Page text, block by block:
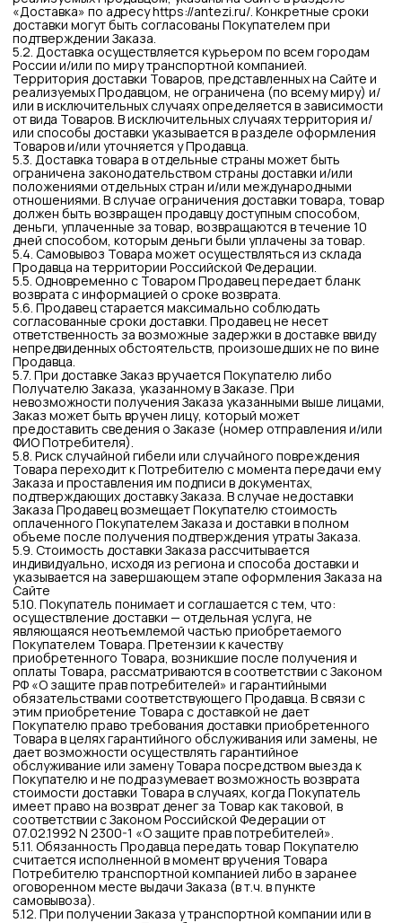
6. Оплата товара
6.1. Цена товара, реализуемого в Интернет-магазине,
указывается в рублях Российской Федерации. Оплата
производится на счета, указанные Продавцом.
6.2. Цены на Товар определяются Продавцом в
одностороннем бесспорном порядке и указываются на
страницах Интернет-магазина по адресуhttps://antezi.ru/. В
случае неверного указания цены заказанного Покупателем
Товара, Продавец информирует об этом Покупателя для
подтверждения Заказа по исправленной цене либо
аннулирования Заказа. При невозможности связаться с
Покупателем данный Заказ считается аннулированным, за
исключением случаев, когда цена на Товар была снижена и/
или оказалась меньшей, чем указано на страницах
Интернет-магазина. Если Заказ был оплачен, Продавец
возвращает Покупателю оплаченную за Заказ сумму тем же
способом, которым она была уплачена.
6.3. Цена Товара на Сайте может быть изменена Продавцом
в одностороннем порядке. При этом цена на заказанный
Покупателем Товар изменению не подлежит. Предложение
о заключении договора на конкретный товар действует в
течение срока нахождения товара на интернет-сайте
Продавца при условии наличия данного товара на складе
Продавца.
6.4. Произвести оплату Покупатель может следующими
способами. Способ оплаты выбирается при оформлении
заказа.:
онлайн-оплата на сайте;
6.5. Способ оплаты зависит от наличия возможностей
доставки в конкретном населенном пункте.
6.6. Особенности оплаты Товара с помощью банковских
карт:
6.6.1. В соответствии с положением ЦБ РФ «Об эмиссии
банковских карт и об операциях, совершаемых с
использованием платежных карт» от 24.12.2004 № 266-П
операции по банковским картам совершаются держателем
карты либо уполномоченным им лицом.
6.6.2. Авторизация операций по банковским картам
осуществляется банком. Если у банка есть основания
полагать, что операция носит мошеннический характер, то
банк вправе отказать в осуществлении данной операции.
Мошеннические операции с банковскими картами
попадают под действие статьи 159 Уголовного кодекса
Российской Федерации.
6.6.3. Во избежание случаев различного рода
неправомерного использования банковских карт при
оплате, все Заказы, оформленные на Сайте и
предоплаченные банковской картой, проверяются
Продавцом.
6.7. Продавец вправе предоставлять скидки на Товары и
устанавливать программу бонусов. Виды скидок, бонусов,
порядок и условия начисления определяются Продавцом
самостоятельно и указаны на Сайте.
6.8. В случае если при применении скидки / бонуса
пересчитанная стоимость Товара Продавца включает в
себя копейки, такая стоимость Товара подлежит
округлению в сторону уменьшения до значения, кратного 1
(Одному) рублю.
6.9. При проведении маркетинговых мероприятий,
предполагающих вложение каких-либо объектов в
отправления с Заказом Покупателя, доставка указанных
вложений осуществляется за счет Покупателя. Для того,
чтобы отказаться от вложения, Покупателю необходимо
обратиться к Продавцу через раздел «Контакты».
6.10. Продавец вправе принять решение о блокировке для
Покупателя способа оплаты «При получении», в отношении
реализуемых Продавцом Товаров в следующих случаях:
если Покупатель совершил или был заподозрен Продавцом
в совершении противоправных действий, направленных на
причинение убытков Компании (кража, грабеж, разбой,
мошенничество, умышленное повреждение имущества и
др.);
если Покупатель, по мнению Продавца, вел себя
некорректно при общении с оператором call-center,
торговым представителем, другими работниками Компании
и/или совершил умышленные действия в отношении
работников компании (причинение вреда здоровью
различной степени тяжести, хулиганство, оскорбления,
угрозы, ограничение свободы и др.).
6.11. При этом в случае, если было установлено, что
Покупатель, в отношении которого были установлены
условия оплаты «Банковской картой », использует другой
аккаунт для заказа товара на иных условиях оплаты
(«Наличными или картой курьеру»), в отношении такого
аккаунта также могут быть установлены условия оплаты
«Банковской картой».
6.12. Указанные положения не являются проявлением
дискриминации и не направлены на ущемление прав,
гарантированных законодательством Российской
Федерации потребителям, а нацелены на снижение убытков
от действий Покупателей.
6.13. Продавец вправе ограничивать доступные Покупателю
способы оплаты в зависимости от объема предыдущих
заказов.